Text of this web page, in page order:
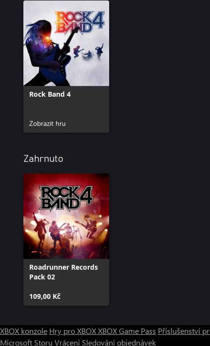
Rock Band 4
Zobrazit hru
Zahrnuto
Roadrunner Records
Pack 02
109,00 Kč
XBOX konzole Hry pro XBOXXBOX Game Pass Příslušenství
Microsoft Storu Vrácení Sledování objednávek